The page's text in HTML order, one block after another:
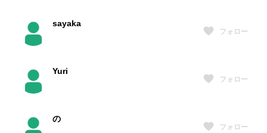
sayaka
フォロー
Yuri
フォロー
の
フォロー